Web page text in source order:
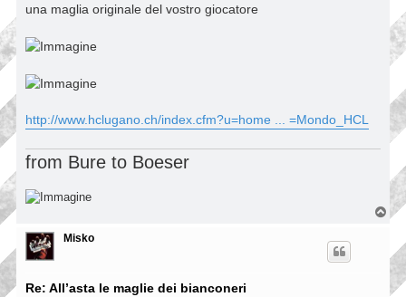
una maglia originale del vostro giocatore
http://www.hclugano.ch/index.cfm?u=home ... =Mondo_HCL
from Bure to Boeser
Misko
Re: All’asta le maglie dei bianconeri